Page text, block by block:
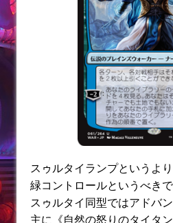
スゥルタイランプというよ
緑コントロールというべきで
スゥルタイ同型ではアドバ
主に《自然の怒りのタイタ